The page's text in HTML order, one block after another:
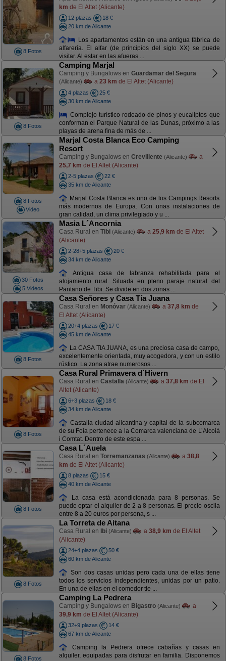
8 Fotos
km de El Altet (Alicante)
12 plazas
18 €
20 km de Alicante
Los apartamentos están en una antigua fábrica de
alfarería. El alfar (de principios del siglo XX) se puede
visitar. Al estar en las afueras ...
8 Fotos
Camping Marjal
Camping y Bungalows en Guardamar del Segura
(Alicante) a 23 km de El Altet (Alicante)
4 plazas
25 €
30 km de Alicante
Complejo turístico rodeado de pinos y eucaliptos que
conforman el Parque Natural de las Dunas, próximo a las
playas de arena fina de más de ...
8 Fotos
Video
Marjal Costa Blanca Eco Camping
Resort
Camping y Bungalows en Crevillente (Alicante)
a
25,7 km de El Altet (Alicante)
2-5 plazas
22 €
35 km de Alicante
Marjal Costa Blanca es uno de los Campings Resorts
más modernos de Europa. Con unas instalaciones de
gran calidad, un clima privilegiado y u ...
30 Fotos
5 Videos
Masia L´Ancornia
Casa Rural en Tibi (Alicante) a 25,9 km de El Altet
(Alicante)
2-28+5 plazas
20 €
34 km de Alicante
Antigua casa de labranza rehabilitada para el
alojamiento rural. Situada en pleno paraje natural del
Pantano de Tibi. Se divide en dos zonas ...
8 Fotos
Casa Señores y Casa Tía Juana
Casa Rural en Monóvar (Alicante) a 37,8 km de
El Altet (Alicante)
20+4 plazas
17 €
45 km de Alicante
La CASA TIA JUANA, es una preciosa casa de campo,
excelentemente orientada, muy acogedora, y con un estilo
rústico. La zona atrae numerosos ...
8 Fotos
Casa Rural Primavera d´Hivern
Casa Rural en Castalla (Alicante) a 37,8 km de El
Altet (Alicante)
6+3 plazas
18 €
34 km de Alicante
Castalla ciudad alicantina y capital de la subcomarca
de su Foia pertenece a la Comarca valenciana de L’Alcoià
i Comtat. Dentro de este espa ...
8 Fotos
Casa L´Auela
Casa Rural en Torremanzanas (Alicante) a 38,8
km de El Altet (Alicante)
8 plazas
15 €
40 km de Alicante
La casa está acondicionada para 8 personas. Se
puede optar el alquiler de 2 a 8 personas. El precio oscila
entre 8 a 20 euros por persona, s ...
8 Fotos
La Torreta de Aitana
Casa Rural en Ibi (Alicante) a 38,9 km de El Altet
(Alicante)
24+4 plazas
50 €
60 km de Alicante
Son dos casas unidas pero cada una de ellas tiene
todos los servicios independientes, unidas por un patio.
En una de ellas en el comedor tie ...
8 Fotos
Camping La Pedrera
Camping y Bungalows en Bigastro (Alicante)
a
39,9 km de El Altet (Alicante)
32+9 plazas
14 €
67 km de Alicante
Camping la Pedrera ofrece cabañas y casas en
alquiler, equipadas para disfrutar en familia. Disponemos